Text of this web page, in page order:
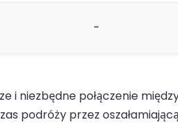
-
niezbędne połączenie
podróży przez